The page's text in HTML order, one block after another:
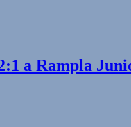
a Rampla